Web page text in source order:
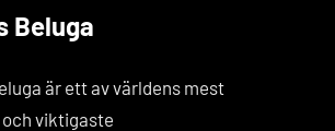
Beluga
är ett av världens mest
viktigaste